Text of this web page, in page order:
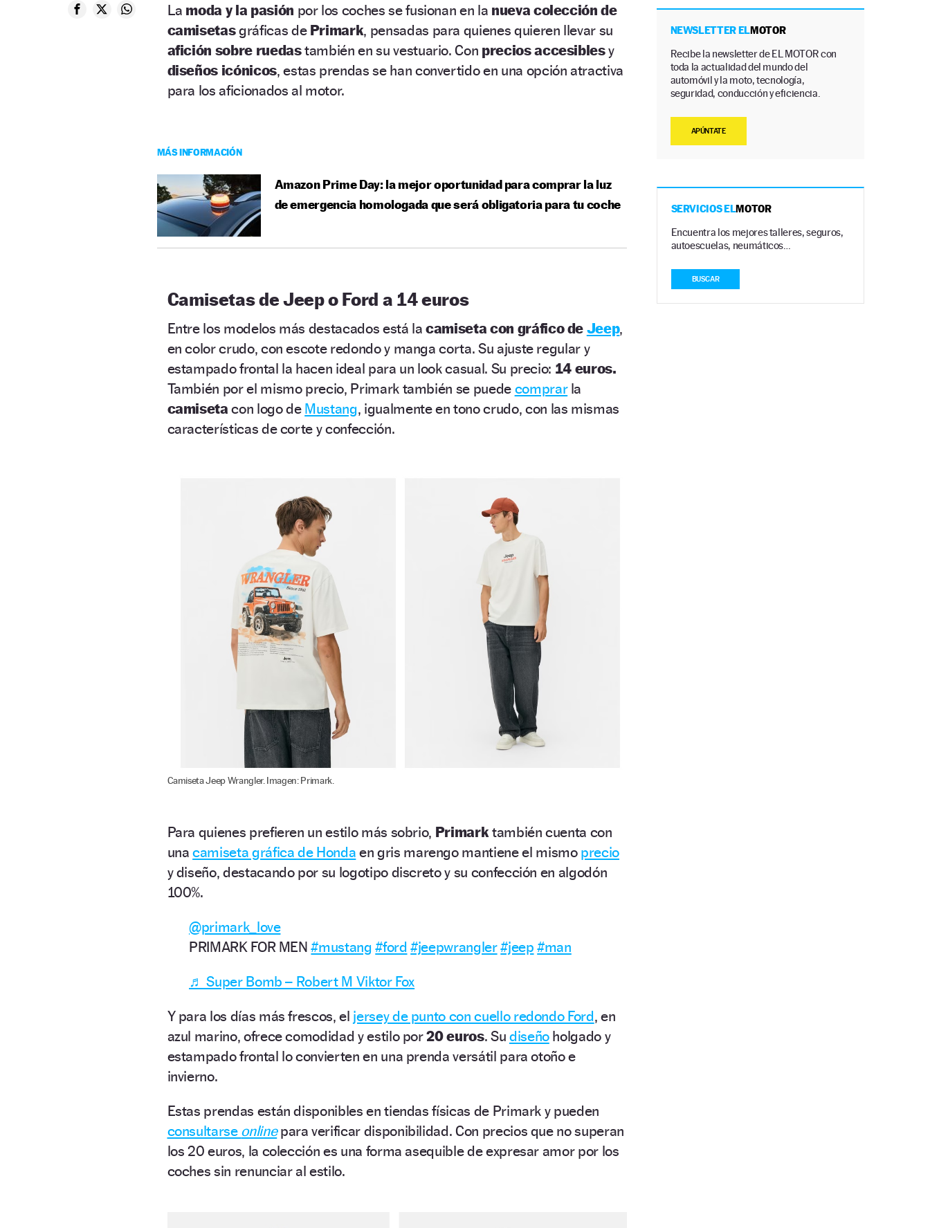
La moda y la pasión por los coches se fusionan en la nueva colección de
camisetasgráficas de Primark, pensadas para quienes quieren llevar su
afición sobre ruedastambién en su vestuario. Con precios accesiblesy
diseños icónicos, estas prendas se han convertido en una opción atractiva
para los aficionados al motor.
MÁS INFORMACIÓN
Amazon Prime Day: la mejor oportunidad para comprar la luz
de emergencia homologada que será obligatoria para tu coche
Camisetas de Jeep o Ford a 14 euros
Entre los modelos más destacados está lacamiseta con gráfico de Jeep,
en color crudo, con escote redondo y manga corta. Su ajuste regular y
estampado frontal la hacen ideal para un look casual. Su precio: 14 euros.
También por el mismo precio, Primark también se puede comprarla
camisetacon logo de Mustang, igualmente en tono crudo, con las mismas
características de corte y confección.
Camiseta Jeep Wrangler. Imagen: Primark.
Para quienes prefieren un estilo más sobrio, Primark también cuenta con
unacamiseta gráfica de Honda en gris marengo mantiene el mismo precio
y diseño, destacando por su logotipo discreto y su confección en algodón
100%.
@primark_love
PRIMARK FOR MEN#mustang #ford #jeepwrangler#jeep #man
♬ Super Bomb – Robert M Viktor Fox
Y para los días más frescos, el jersey de punto con cuello redondo Ford, en
azul marino, ofrece comodidad y estilo por20 euros. Su diseñoholgado y
estampado frontal lo convierten en una prenda versátil para otoño e
invierno.
Estas prendas están disponibles en tiendas físicas de Primark y pueden
consultarse online para verificar disponibilidad. Con precios que no superan
los 20 euros, la colección es una forma asequible de expresar amor por los
coches sin renunciar al estilo.
NEWSLETTER ELMOTOR
Recibe la newsletter de EL MOTOR con
toda la actualidad del mundo del
automóvil y la moto, tecnología,
seguridad, conducción y eficiencia.
APÚNTATE
SERVICIOS ELMOTOR
Encuentra los mejores talleres, seguros,
autoescuelas, neumáticos…
BUSCAR